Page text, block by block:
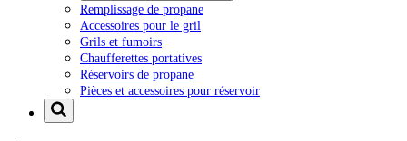
Remplissage de propane
Accessoires pour le gril
Grils et fumoirs
Chaufferettes portatives
Réservoirs de propane
Pièces et accessoires pour réservoir